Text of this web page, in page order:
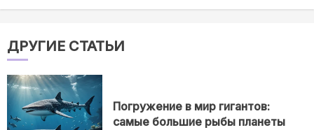
ДРУГИЕ СТАТЬИ
Погружение в мир гигантов:
самые большие рыбы планеты